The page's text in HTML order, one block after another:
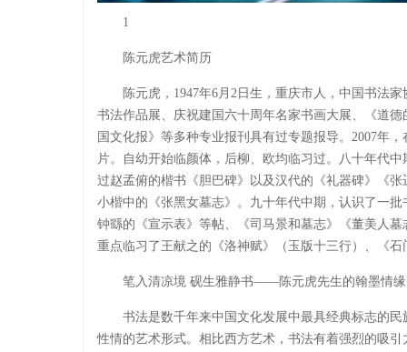
1
陈元虎艺术简历
陈元虎，1947年6月2日生，重庆市人，中国书法
书法作品展、庆祝建国六十周年名家书画大展、《道
国文化报》等多种专业报刊具有过专题报导。2007年
片。自幼开始临颜体，后柳、欧均临习过。八十年代
过赵孟俯的楷书《胆巴碑》以及汉代的《礼器碑》《
小楷中的《张黑女墓志》。九十年代中期，认识了一
钟繇的《宣示表》等帖、《司马景和墓志》《董美人
重点临习了王献之的《洛神赋》（玉版十三行）、《
笔入清凉境 砚生雅静书——陈元虎先生的翰墨情缘
书法是数千年来中国文化发展中最具经典标志的
性情的艺术形式。相比西方艺术，书法有着强烈的吸